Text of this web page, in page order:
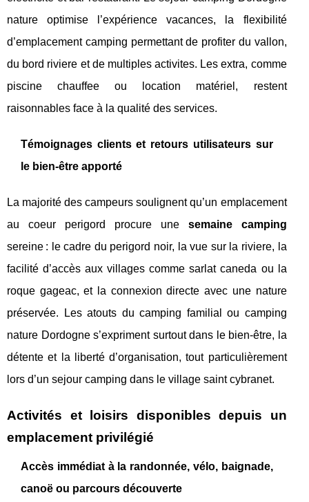
nature optimise l’expérience vacances, la flexibilité
d’emplacement camping permettant de profiter du vallon,
du bord riviere et de multiples activites. Les extra, comme
piscine chauffee ou location matériel, restent
raisonnables face à la qualité des services.
Témoignages clients et retours utilisateurs sur
le bien-être apporté
La majorité des campeurs soulignent qu’un emplacement
au coeur perigord procure une semaine camping
sereine : le cadre du perigord noir, la vue sur la riviere, la
facilité d’accès aux villages comme sarlat caneda ou la
roque gageac, et la connexion directe avec une nature
préservée. Les atouts du camping familial ou camping
nature Dordogne s’expriment surtout dans le bien-être, la
détente et la liberté d’organisation, tout particulièrement
lors d’un sejour camping dans le village saint cybranet.
Activités et loisirs disponibles depuis un
emplacement privilégié
Accès immédiat à la randonnée, vélo, baignade,
canoë ou parcours découverte